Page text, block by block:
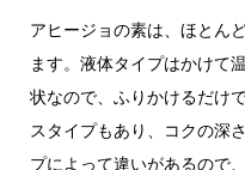
アヒージョの素は、ほとん
ます。液体タイプはかけて
状なので、ふりかけるだけ
スタイプもあり、コクの深
プによって違いがあるので